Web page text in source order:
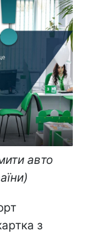
авто
з